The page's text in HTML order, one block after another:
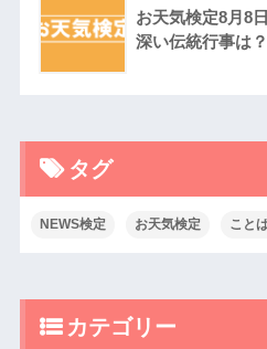
お天気検定8月8
深い伝統行事は？
タグ
NEWS検定 お天気検定 こと
カテゴリー